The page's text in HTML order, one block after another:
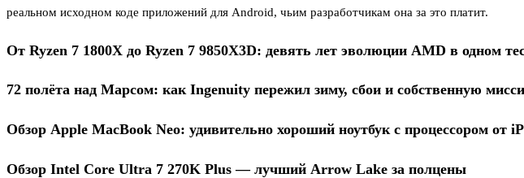
реальном исходном коде приложений для Android, чьим разработчикам она за это платит.
От Ryzen 7 1800X до Ryzen 7 9850X3D: девять лет эволюции AMD в одном
72 полёта над Марсом: как Ingenuity пережил зиму, сбои и собственную
Обзор Apple MacBook Neo: удивительно хороший ноутбук с процессором от
Обзор Intel Core Ultra 7 270K Plus — лучший Arrow Lake за полцены